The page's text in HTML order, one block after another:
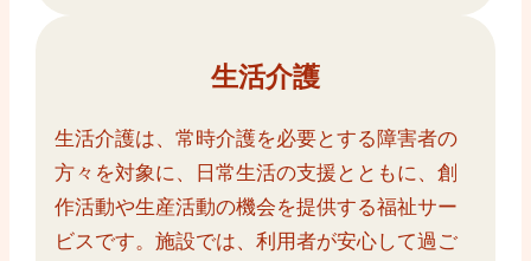
生活介護
生活介護は、常時介護を必要とする障害者の
方々を対象に、日常生活の支援とともに、創
作活動や生産活動の機会を提供する福祉サー
ビスです。施設では、利用者が安心して過ご